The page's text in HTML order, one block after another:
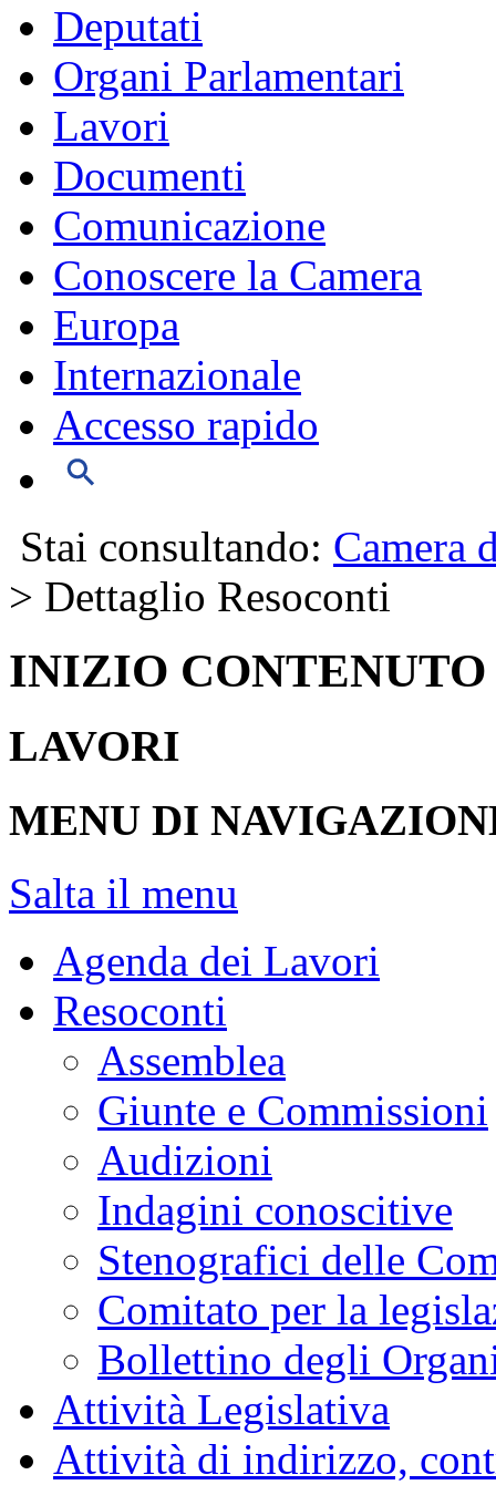
Deputati
Organi Parlamentari
Lavori
Documenti
Comunicazione
Conoscere la Camera
Europa
Internazionale
Accesso rapido
Stai consultando: Camera
> Dettaglio Resoconti
INIZIO CONTENUTO
LAVORI
MENU DI
Salta il menu
Agenda dei Lavori
Resoconti
Assemblea
Giunte e Commissioni
Audizioni
Indagini conoscitive
Stenografici delle
Comitato per la
Bollettino degli
Attività Legislativa
Attività di indirizzo,